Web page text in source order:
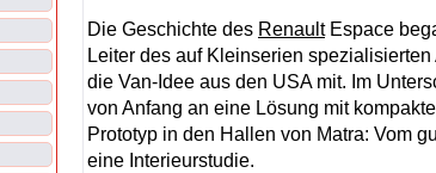
Die Geschichte des RenaultEspace
Leiter des auf Kleinserien
die Van-Idee aus den USA mit. Im
von Anfang an eine Lösung mit
Prototyp in den Hallen von Matra: Vom
eine Interieurstudie.